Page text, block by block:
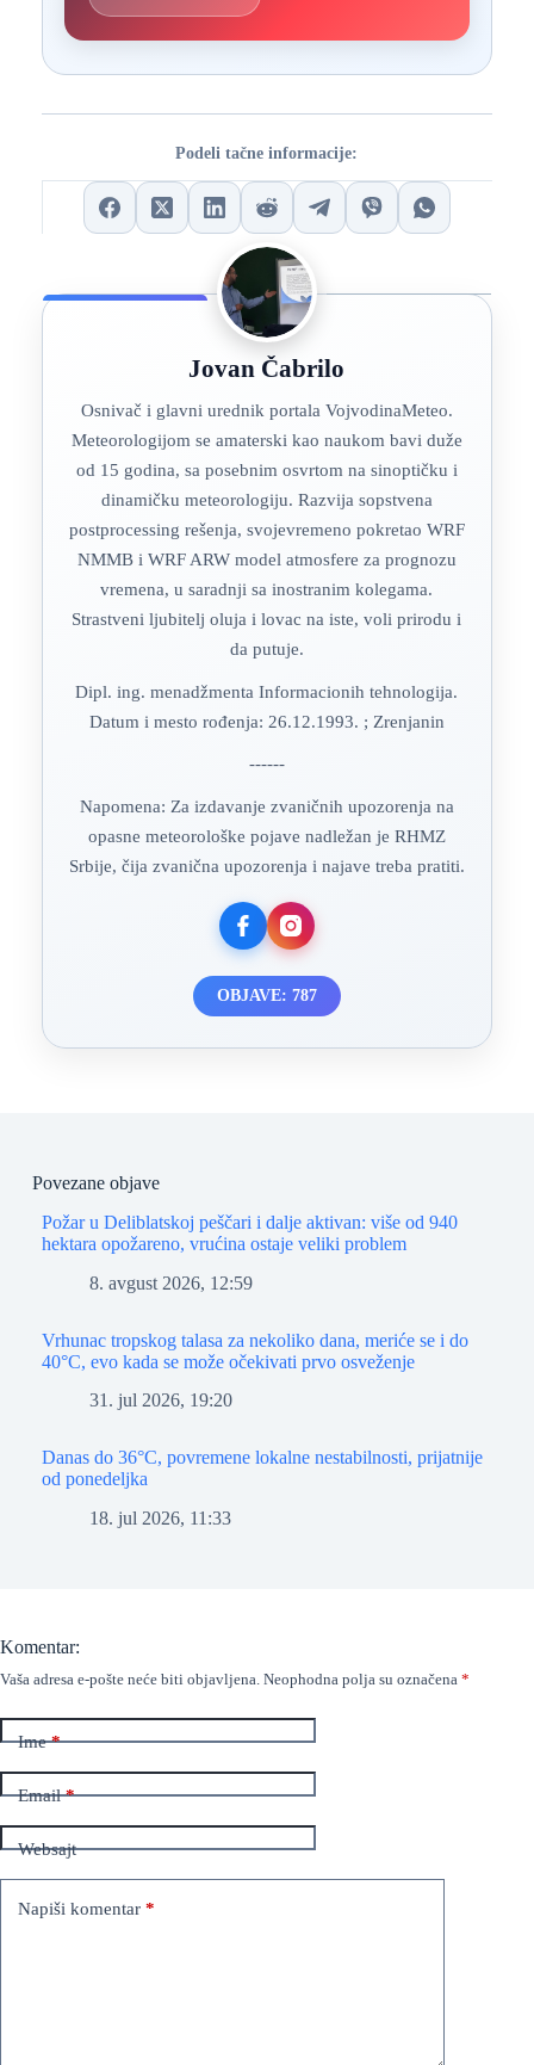
Podeli tačne informacije:
Jovan Čabrilo
Osnivač i glavni urednik portala VojvodinaMeteo.
Meteorologijom se amaterski kao naukom bavi duže
od 15 godina, sa posebnim osvrtom na sinoptičku i
dinamičku meteorologiju. Razvija sopstvena
postprocessing rešenja, svojevremeno pokretao WRF
NMMB i WRF ARW model atmosfere za prognozu
vremena, u saradnji sa inostranim kolegama.
Strastveni ljubitelj oluja i lovac na iste, voli prirodu i
da putuje.
Dipl. ing. menadžmenta Informacionih tehnologija.
Datum i mesto rođenja: 26.12.1993. ; Zrenjanin
------
Napomena: Za izdavanje zvaničnih upozorenja na
opasne meteorološke pojave nadležan je RHMZ
Srbije, čija zvanična upozorenja i najave treba pratiti.
OBJAVE: 787
Povezane objave
Požar u Deliblatskoj peščari i dalje aktivan: više od 940
hektara opožareno, vrućina ostaje veliki problem
8. avgust 2026, 12:59
Vrhunac tropskog talasa za nekoliko dana, meriće se i do
40°C, evo kada se može očekivati prvo osveženje
31. jul 2026, 19:20
Danas do 36°C, povremene lokalne nestabilnosti, prijatnije
od ponedeljka
18. jul 2026, 11:33
Komentar:
Vaša adresa e-pošte neće biti objavljena. Neophodna polja su označena *
Ime*
Email*
Websajt
Napiši komentar *